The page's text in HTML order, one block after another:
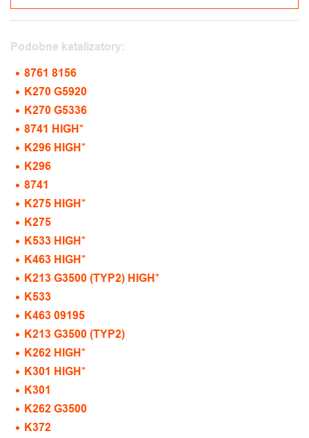
Podobne katalizatory:
8761 8156
K270 G5920
K270 G5336
8741 HIGH*
K296 HIGH*
K296
8741
K275 HIGH*
K275
K533 HIGH*
K463 HIGH*
K213 G3500 (TYP2) HIGH*
K533
K463 09195
K213 G3500 (TYP2)
K262 HIGH*
K301 HIGH*
K301
K262 G3500
K372